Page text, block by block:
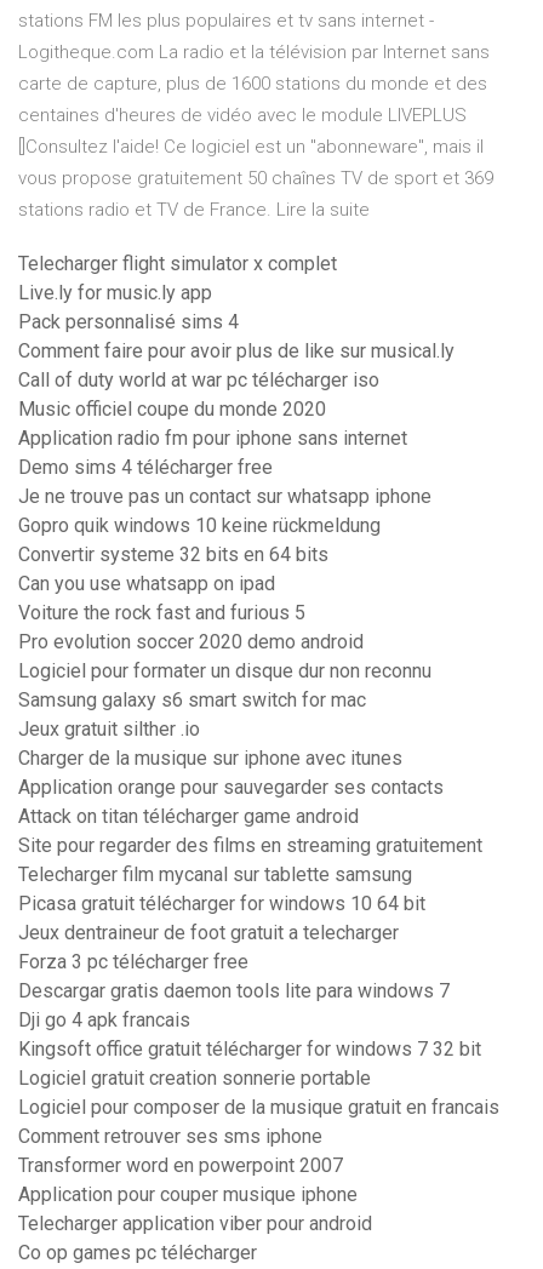
stations FM les plus populaires et tv sans internet -
Logitheque.com La radio et la télévision par Internet sans
carte de capture, plus de 1600 stations du monde et des
centaines d'heures de vidéo avec le module LIVEPLUS
[]Consultez l'aide! Ce logiciel est un "abonneware", mais il
vous propose gratuitement 50 chaînes TV de sport et 369
stations radio et TV de France. Lire la suite
Telecharger flight simulator x complet
Live.ly for music.ly app
Pack personnalisé sims 4
Comment faire pour avoir plus de like sur musical.ly
Call of duty world at war pc télécharger iso
Music officiel coupe du monde 2020
Application radio fm pour iphone sans internet
Demo sims 4 télécharger free
Je ne trouve pas un contact sur whatsapp iphone
Gopro quik windows 10 keine rückmeldung
Convertir systeme 32 bits en 64 bits
Can you use whatsapp on ipad
Voiture the rock fast and furious 5
Pro evolution soccer 2020 demo android
Logiciel pour formater un disque dur non reconnu
Samsung galaxy s6 smart switch for mac
Jeux gratuit silther .io
Charger de la musique sur iphone avec itunes
Application orange pour sauvegarder ses contacts
Attack on titan télécharger game android
Site pour regarder des films en streaming gratuitement
Telecharger film mycanal sur tablette samsung
Picasa gratuit télécharger for windows 10 64 bit
Jeux dentraineur de foot gratuit a telecharger
Forza 3 pc télécharger free
Descargar gratis daemon tools lite para windows 7
Dji go 4 apk francais
Kingsoft office gratuit télécharger for windows 7 32 bit
Logiciel gratuit creation sonnerie portable
Logiciel pour composer de la musique gratuit en francais
Comment retrouver ses sms iphone
Transformer word en powerpoint 2007
Application pour couper musique iphone
Telecharger application viber pour android
Co op games pc télécharger